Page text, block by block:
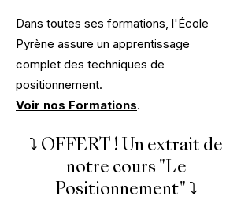
Dans toutes ses formations, l'École
Pyrène assure un apprentissage
complet des techniques de
positionnement.
Voir nos Formations.
⤵️ OFFERT ! Un extrait de
notre cours "Le
Positionnement" ⤵️